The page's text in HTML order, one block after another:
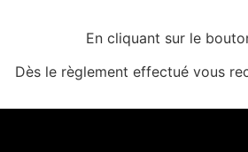
En cliquant sur le
Dès le règlement effectué vous